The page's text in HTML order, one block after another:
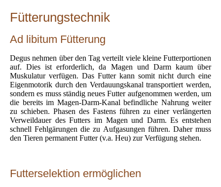
Fütterungstechnik
Ad libitum Fütterung
Degus nehmen über den Tag verteilt viele kleine Futterportionen
auf. Dies ist erforderlich, da Magen und Darm kaum über
Muskulatur verfügen. Das Futter kann somit nicht durch eine
Eigenmotorik durch den Verdauungskanal transportiert werden,
sondern es muss ständig neues Futter aufgenommen werden, um
die bereits im Magen-Darm-Kanal befindliche Nahrung weiter
zu schieben. Phasen des Fastens führen zu einer verlängerten
Verweildauer des Futters im Magen und Darm. Es entstehen
schnell Fehlgärungen die zu Aufgasungen führen. Daher muss
den Tieren permanent Futter (v.a. Heu) zur Verfügung stehen.
Futterselektion ermöglichen